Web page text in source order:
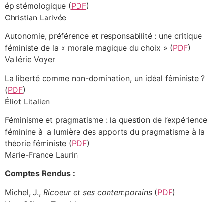
épistémologique (PDF)
Christian Larivée
Autonomie, préférence et responsabilité : une critique
féministe de la « morale magique du choix » (PDF)
Vallérie Voyer
La liberté comme non-domination, un idéal féministe ?
(PDF)
Éliot Litalien
Féminisme et pragmatisme : la question de l’expérience
féminine à la lumière des apports du pragmatisme à la
théorie féministe (PDF)
Marie-France Laurin
Comptes Rendus :
Michel, J., Ricoeur et ses contemporains (PDF)